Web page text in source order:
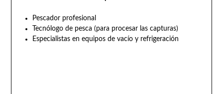
Pescador profesional
Tecnólogo de pesca (para procesar las capturas)
Especialistas en equipos de vacío y refrigeración